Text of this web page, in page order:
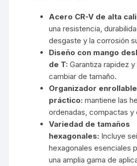
Acero CR-V de alta
una resistencia,
desgaste y la corrosión
Diseño con mango
de T: Garantiza rapidez
cambiar de tamaño.
Organizador enrollable
práctico: mantiene las
ordenadas, compactas
Variedad de tamaños
hexagonales: Incluye
hexagonales esenciales
una amplia gama de